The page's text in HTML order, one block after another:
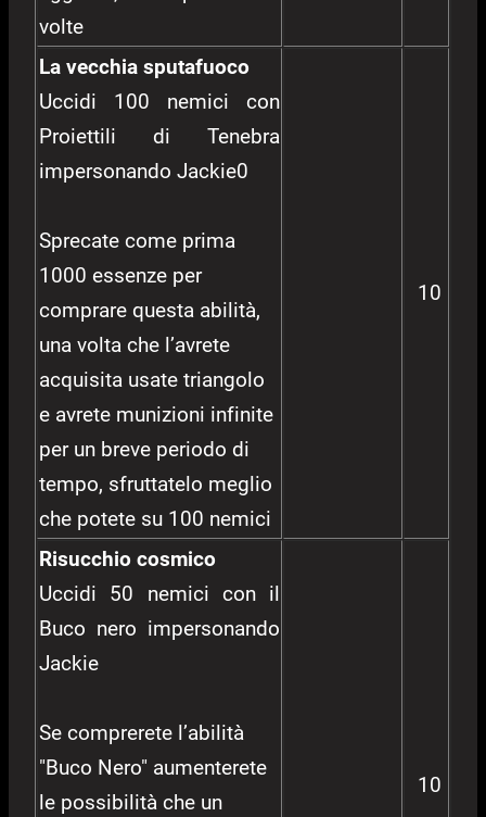
volte
La vecchia sputafuoco
Uccidi 100 nemici con
Proiettili di Tenebra
impersonando Jackie0
Sprecate come prima
1000 essenze per
comprare questa abilità,
una volta che l’avrete
acquisita usate triangolo
e avrete munizioni infinite
per un breve periodo di
tempo, sfruttatelo meglio
che potete su 100 nemici
10
Risucchio cosmico
Uccidi 50 nemici con il
Buco nero impersonando
Jackie
Se comprerete l’abilità
"Buco Nero" aumenterete
le possibilità che un
10